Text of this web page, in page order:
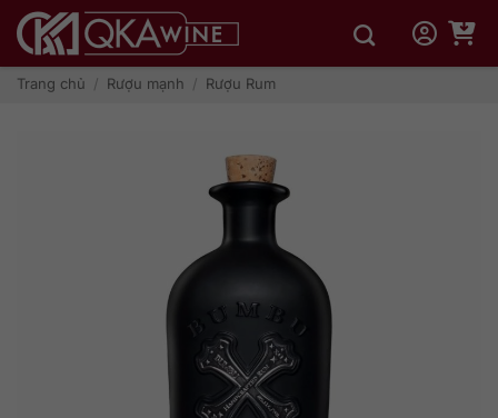
qua
dungTrang chủ / Rượu mạnh / Rượu Rum